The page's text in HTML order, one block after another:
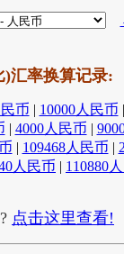
)汇率换算记录:
币 | 10000人民币 |
| 4000人民币 |
| 109468人民币 |
人民币 | 110880
点击这里查看!